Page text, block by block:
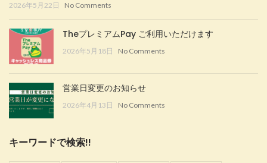
2026年5月22日 No Comments
TheプレミアムPay ご利用いただけます
2026年5月18日 No Comments
営業日変更のお知らせ
2026年4月13日 No Comments
キーワードで検索!!